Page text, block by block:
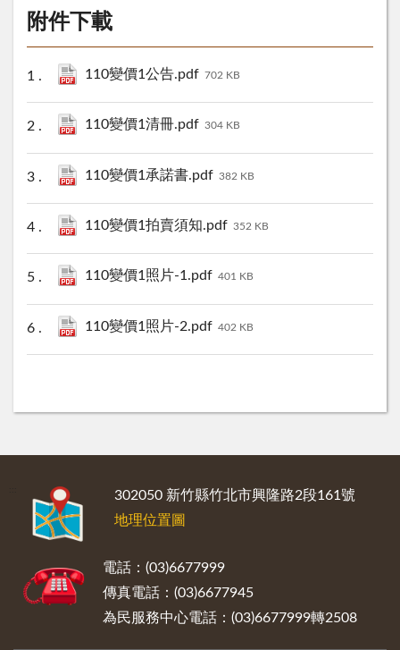
附件下載
110變價1公告.pdf 702 KB
110變價1清冊.pdf 304 KB
110變價1承諾書.pdf 382 KB
110變價1拍賣須知.pdf 352 KB
110變價1照片-1.pdf 401 KB
110變價1照片-2.pdf 402 KB
302050 新竹縣竹北市興隆路2段161號
地理位置圖
電話：(03)6677999
傳真電話：(03)6677945
為民服務中心電話：(03)6677999轉2508